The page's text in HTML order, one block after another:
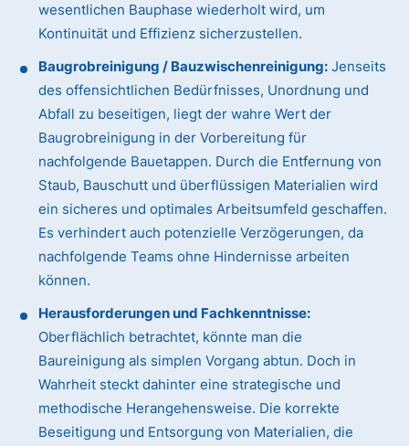
wesentlichen Bauphase wiederholt wird, um
Kontinuität und Effizienz sicherzustellen.
Baugrobreinigung / Bauzwischenreinigung: Jenseits
des offensichtlichen Bedürfnisses, Unordnung und
Abfall zu beseitigen, liegt der wahre Wert der
Baugrobreinigung in der Vorbereitung für
nachfolgende Bauetappen. Durch die Entfernung von
Staub, Bauschutt und überflüssigen Materialien wird
ein sicheres und optimales Arbeitsumfeld geschaffen.
Es verhindert auch potenzielle Verzögerungen, da
nachfolgende Teams ohne Hindernisse arbeiten
können.
Herausforderungen und Fachkenntnisse:
Oberflächlich betrachtet, könnte man die
Baureinigung als simplen Vorgang abtun. Doch in
Wahrheit steckt dahinter eine strategische und
methodische Herangehensweise. Die korrekte
Beseitigung und Entsorgung von Materialien, die